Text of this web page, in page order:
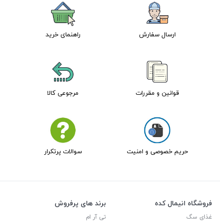
ارسال سفارش راهنمای خرید
قوانین و مقررات مرجوعی کالا
حریم خصوصی و امنیت سوالات پرتکرار
فروشگاه انیمال کده
غذای سگ
برند های پرفروش
تی آر ام